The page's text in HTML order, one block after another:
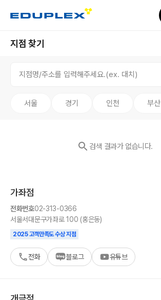
지점 찾기
서울 경기 인천 부산
검색 결과가 없습니다.
가좌점
전화번호02-313-0366
서울서대문구가좌로 100 (홍은동)
2025 고객만족도 수상 지점
전화 블로그 유튜브